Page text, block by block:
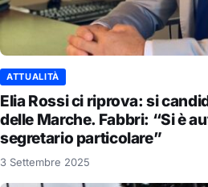
ATTUALITÀ
Elia Rossi ci riprova: si
delle Marche. Fabbri: “Si è
segretario particolare”
3 Settembre 2025